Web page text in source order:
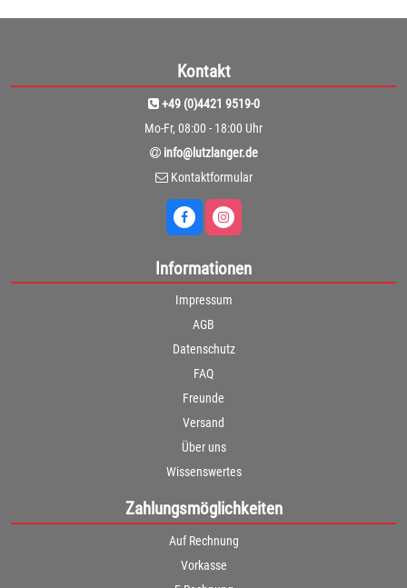
Kontakt
+49 (0)4421 9519-0
Mo-Fr, 08:00 - 18:00 Uhr
info@lutzlanger.de
Kontaktformular
Informationen
Impressum
AGB
Datenschutz
FAQ
Freunde
Versand
Über uns
Wissenswertes
Zahlungsmöglichkeiten
Auf Rechnung
Vorkasse